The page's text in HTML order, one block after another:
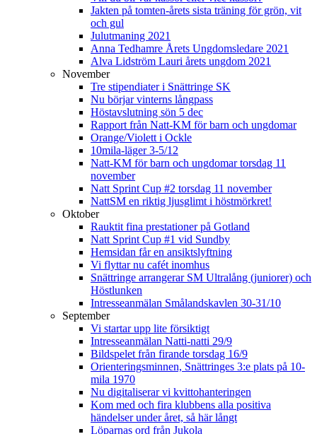
Jakten på tomten-årets sista träning för grön, vit
och gul
Julutmaning 2021
Anna Tedhamre Årets Ungdomsledare 2021
Alva Lidström Lauri årets ungdom 2021
November
Tre stipendiater i Snättringe SK
Nu börjar vinterns långpass
Höstavslutning sön 5 dec
Rapport från Natt-KM för barn och ungdomar
Orange/Violett i Ockle
10mila-läger 3-5/12
Natt-KM för barn och ungdomar torsdag 11
november
Natt Sprint Cup #2 torsdag 11 november
NattSM en riktig ljusglimt i höstmörkret!
Oktober
Rauktit fina prestationer på Gotland
Natt Sprint Cup #1 vid Sundby
Hemsidan får en ansiktslyftning
Vi flyttar nu cafét inomhus
Snättringe arrangerar SM Ultralång (juniorer) och
Höstlunken
Intresseanmälan Smålandskavlen 30-31/10
September
Vi startar upp lite försiktigt
Intresseanmälan Natti-natti 29/9
Bildspelet från firande torsdag 16/9
Orienteringsminnen, Snättringes 3:e plats på 10-
mila 1970
Nu digitaliserar vi kvittohanteringen
Kom med och fira klubbens alla positiva
händelser under året, så här långt
Löparnas ord från Jukola